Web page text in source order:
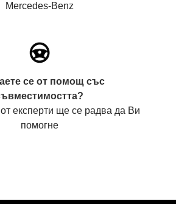
Mercedes-Benz
се от помощ със
експерти ще се радва да Ви
помогне